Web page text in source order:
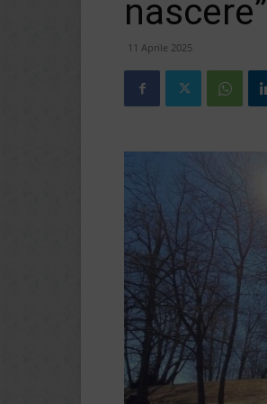
nascere”
11 Aprile 2025